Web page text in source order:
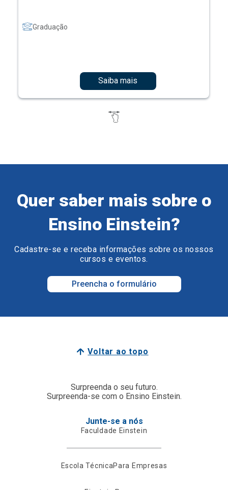
Graduação
Saiba mais
Quer saber mais sobre o
Ensino Einstein?
Cadastre-se e receba informações sobre os nossos
cursos e eventos.
Preencha o formulário
Voltar ao topo
Surpreenda o seu futuro.
Surpreenda-se com o Ensino Einstein.
Junte-se a nós
Faculdade Einstein
Escola TécnicaPara Empresas